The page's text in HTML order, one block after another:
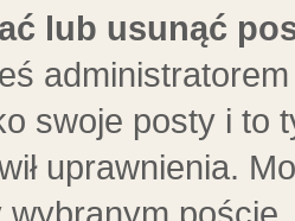
lub usunąć
swoje posty i to
uprawnienia.